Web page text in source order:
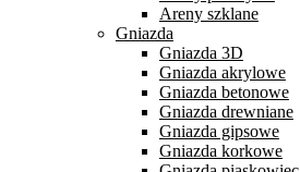
Areny szklane
Gniazda
Gniazda 3D
Gniazda akrylowe
Gniazda betonowe
Gniazda drewniane
Gniazda gipsowe
Gniazda korkowe